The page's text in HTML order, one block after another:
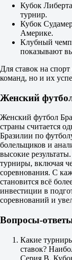
Ботафого РЖ
17 августа в 00:30
2.30
3.00
12
X2
1.35
1.58
1
2
0
1.70
0
2.10
Тотал
Б
М
2.5
1.80
Фламенго РЖ
17 августа в 00:30
Кубок
турнир.
Кубок
Америке.
Клубный
показывают
Для ставок на
команд, но и их
Женский
Женский футбол
страны считается
Бразилии по
болельщиков и
высокие
турниры, включая
соревнования. С
становится всё
инвестиции в
соревнований и
Вопросы-
Какие
ставок?
Серия B,